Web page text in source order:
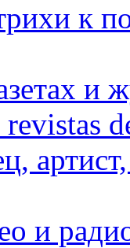
к
и
и